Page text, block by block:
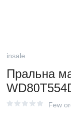
insale
Пральна
Few